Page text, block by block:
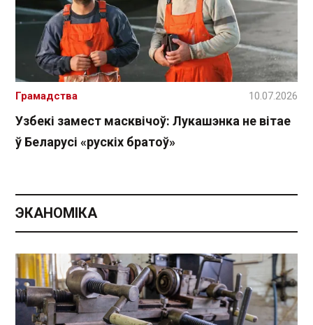
Узбекі замест масквічоў: Лукашэнка не вітае
ў Беларусі «рускіх братоў»
Грамадства 10.07.2026
ЭКАНОМІКА